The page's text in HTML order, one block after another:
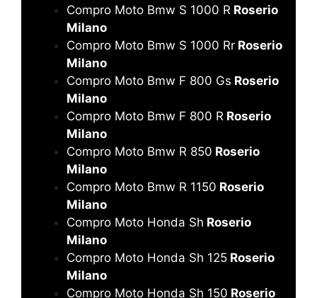
Compro Moto Bmw S 1000 R Roserio
Milano
Compro Moto Bmw S 1000 Rr Roserio
Milano
Compro Moto Bmw F 800 Gs Roserio
Milano
Compro Moto Bmw F 800 R Roserio
Milano
Compro Moto Bmw R 850 Roserio
Milano
Compro Moto Bmw R 1150 Roserio
Milano
Compro Moto Honda Sh Roserio
Milano
Compro Moto Honda Sh 125 Roserio
Milano
Compro Moto Honda Sh 150 Roserio